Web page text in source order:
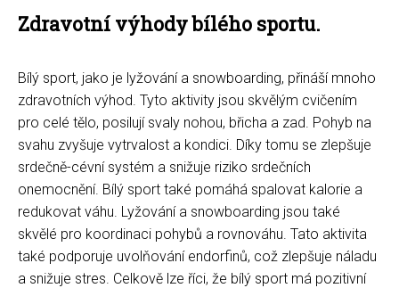
Zdravotní výhody bílého sportu.
Bílý sport, jako je lyžování a snowboarding, přináší mnoho
zdravotních výhod. Tyto aktivity jsou skvělým cvičením
pro celé tělo, posilují svaly nohou, břicha a zad. Pohyb na
svahu zvyšuje vytrvalost a kondici. Díky tomu se zlepšuje
srdečně-cévní systém a snižuje riziko srdečních
onemocnění. Bílý sport také pomáhá spalovat kalorie a
redukovat váhu. Lyžování a snowboarding jsou také
skvělé pro koordinaci pohybů a rovnováhu. Tato aktivita
také podporuje uvolňování endorfinů, což zlepšuje náladu
a snižuje stres. Celkově lze říci, že bílý sport má pozitivní